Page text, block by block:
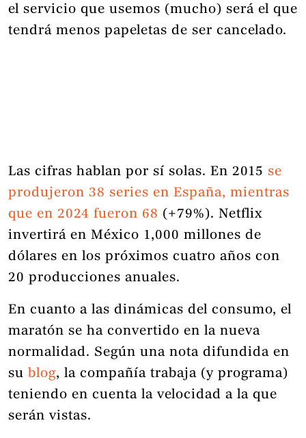
el servicio que usemos (mucho) será el que
tendrá menos papeletas de ser cancelado.
Las cifras hablan por sí solas. En 2015 se
produjeron 38 series en España, mientras
que en 2024 fueron 68 (+79%). Netflix
invertirá en México 1,000 millones de
dólares en los próximos cuatro años con
20 producciones anuales.
En cuanto a las dinámicas del consumo, el
maratón se ha convertido en la nueva
normalidad. Según una nota difundida en
su blog, la compañía trabaja (y programa)
teniendo en cuenta la velocidad a la que
serán vistas.